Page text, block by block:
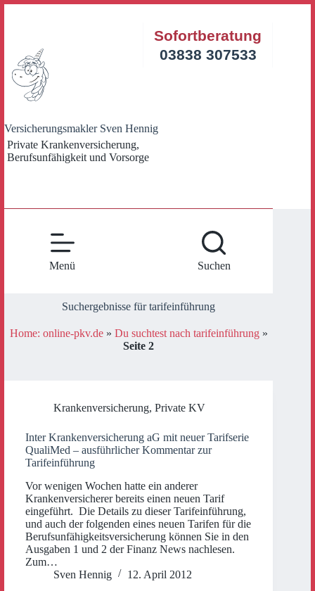
Versicherungsmakler Sven Hennig
Private Krankenversicherung,
Berufsunfähigkeit und Vorsorge
Sofortberatung
03838 307533
Menü Suchen
Suchergebnisse für tarifeinführung
Home: online-pkv.de» Du suchtest nach tarifeinführung»
Seite 2
Krankenversicherung, Private KV
Inter Krankenversicherung aG mit neuer Tarifserie
QualiMed – ausführlicher Kommentar zur
Tarifeinführung
Vor wenigen Wochen hatte ein anderer
Krankenversicherer bereits einen neuen Tarif
eingeführt. Die Details zu dieser Tarifeinführung,
und auch der folgenden eines neuen Tarifen für die
Berufsunfähigkeitsversicherung können Sie in den
Ausgaben 1 und 2 der Finanz News nachlesen.
Zum…
Sven Hennig
12. April 2012